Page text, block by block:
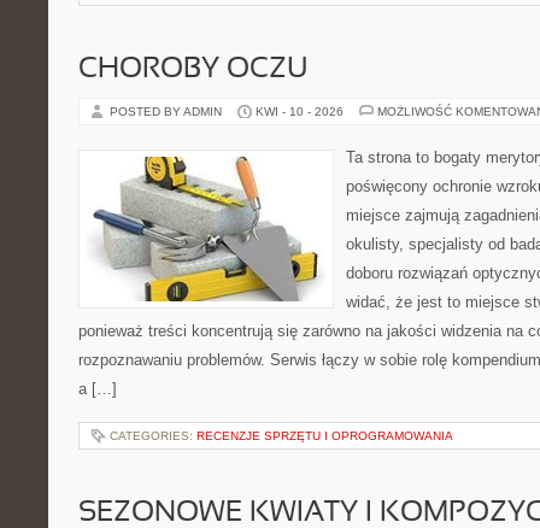
CHOROBY OCZU
POSTED BY ADMIN KWI - 10 - 2026 MOŻLIWOŚĆ
Ta strona to bogaty
poświęcony ochronie
miejsce zajmują
okulisty, specjalisty od
doboru rozwiązań
widać, że jest to miejsce
ponieważ treści koncentrują się zarówno na jakości widzenia na
rozpoznawaniu problemów. Serwis łączy w sobie rolę
a […]
CATEGORIES: RECENZJE SPRZĘTU I OPROGRAMOWANIA
SEZONOWE KWIATY I